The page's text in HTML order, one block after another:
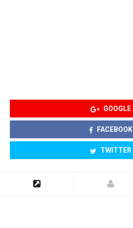
GOOGLE
FACEBOOK
TWITTER